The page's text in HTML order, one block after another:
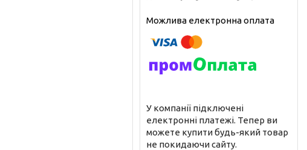
У компанії підключені
електронні платежі. Тепер ви
можете купити будь-який товар
не покидаючи сайту.